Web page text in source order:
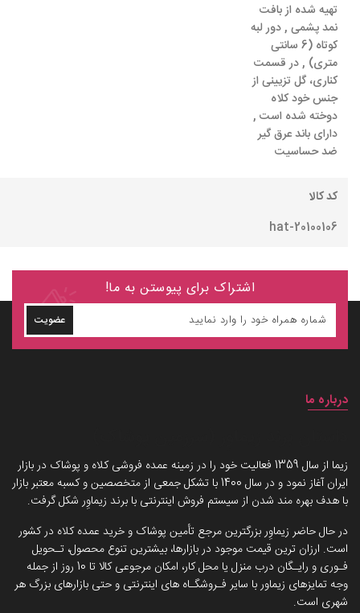
تهیه شده از بافت
نمد پشمی , دور لبه
کوتاه (6 سانتی
متری) , در قسمت
کناری، گل تزیینی از
جنس خود کلاه
دوخته شده است ,
دارای باند عرق گیر
ضد حساسیت
کد کالا
hat-20100106
اشتراک برای پیوستن به ما!
عضویت
درباره ما
زیما از سال 1359 فعالیت خود را در زمینه عمده فروشی کلاه و پوشاک در بازار
ایران آغاز نمود و در سال 1400 با تشکل جمعی از متخصصین و کسبه معتبر بازار
با هدف بهره مند شدن از سیستم فروش اینترنتی با برند زیماوِر شکل گرفت.
در حال حاضر زیماوِر بزرگترین مرجع تأمین پوشاک و خرید عمده کلاه در کشور
است. ارزان ترین قیمت موجود در بازارها، بیشترین تنوع محصول، تـحویل
فـوری و رایـگان درب منزل یا محل کار، امکان مرجوعی کالا تا 10 روز از جمله
وجه تمایزهای زیماور با سایر فـروشگـاه های اینترنتی و حتی بازارهای بزرگ هر
شهری است.